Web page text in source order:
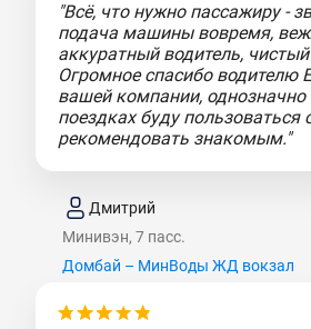
"Всё, что нужно пассажиру -
подача машины вовремя,
аккуратный водитель,
Огромное спасибо водителю
вашей компании,
поездках буду пользоваться
рекомендовать знакомым."
Дмитрий
Минивэн, 7 пасс.
Домбай – МинВоды ЖД вокзал